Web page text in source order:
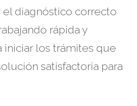
diagnóstico correcto
rápida y
iniciar los trámites que
satisfactoria para